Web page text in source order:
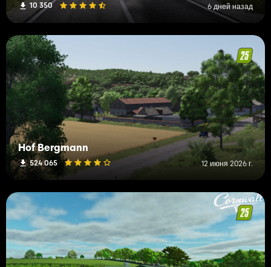
10 350 6 дней назад
Hof Bergmann
524 065 12 июня 2026 г.